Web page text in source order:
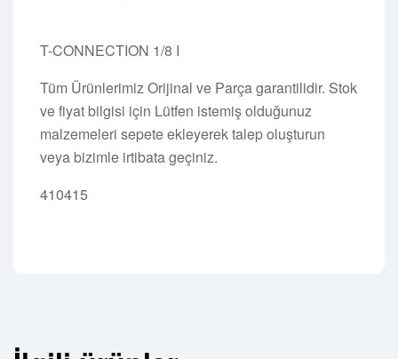
T-CONNECTION 1/8 I
Tüm Ürünlerimiz Orijinal ve Parça garantilidir. Stok
ve fiyat bilgisi için Lütfen istemiş olduğunuz
malzemeleri sepete ekleyerek talep oluşturun
veya bizimle irtibata geçiniz.
410415